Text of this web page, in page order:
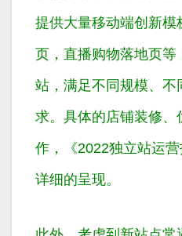
提供大量移动端创新
页，直播购物落地页等
站，满足不同规模、不
求。具体的店铺装修
作，《2022独立站运
详细的呈现。